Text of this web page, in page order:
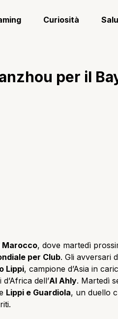
Curiosità
per il
Marocco, dove martedì
per Club. Gli avversari
Lippi, campione d’Asia in
dell’Al Ahly. Martedì
Lippi e Guardiola, un duello